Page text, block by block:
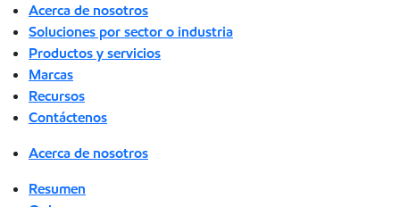
Acerca de nosotros
Soluciones por sector o industria
Productos y servicios
Marcas
Recursos
Contáctenos
Acerca de nosotros
Resumen